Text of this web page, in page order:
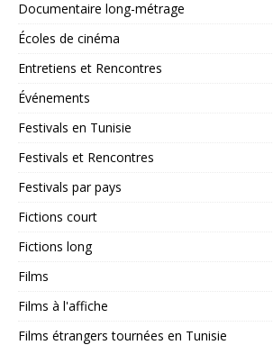
Documentaire long-métrage
Écoles de cinéma
Entretiens et Rencontres
Événements
Festivals en Tunisie
Festivals et Rencontres
Festivals par pays
Fictions court
Fictions long
Films
Films à l'affiche
Films étrangers tournées en Tunisie